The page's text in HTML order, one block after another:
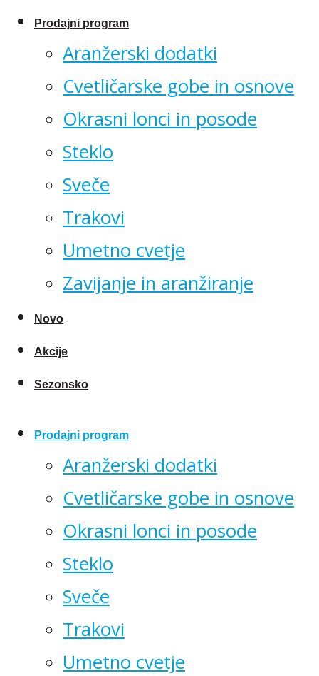
Prodajni program
Aranžerski dodatki
Cvetličarske gobe in osnove
Okrasni lonci in posode
Steklo
Sveče
Trakovi
Umetno cvetje
Zavijanje in aranžiranje
Novo
Akcije
Sezonsko
Prodajni program
Aranžerski dodatki
Cvetličarske gobe in osnove
Okrasni lonci in posode
Steklo
Sveče
Trakovi
Umetno cvetje